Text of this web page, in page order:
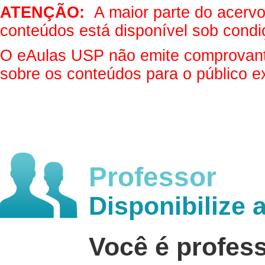
ATENÇÃO: A maior parte do
conteúdos está disponível sob
O eAulas USP não emite
sobre os conteúdos para o público
Professor
Disponibilize
Você é